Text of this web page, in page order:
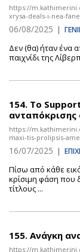
https://
xrysa-deals-i-nea-
06/08/2025 |
Δεν (θα) ήταν ένα
παιχνίδι της
154. Το
ανταπόκρισης
https://
maxi-tis-prolipsis-
16/07/2025 |
Πίσω από κάθε
κρίσιμη φάση που
τίτλους ...
155. Ανάγκη
https://